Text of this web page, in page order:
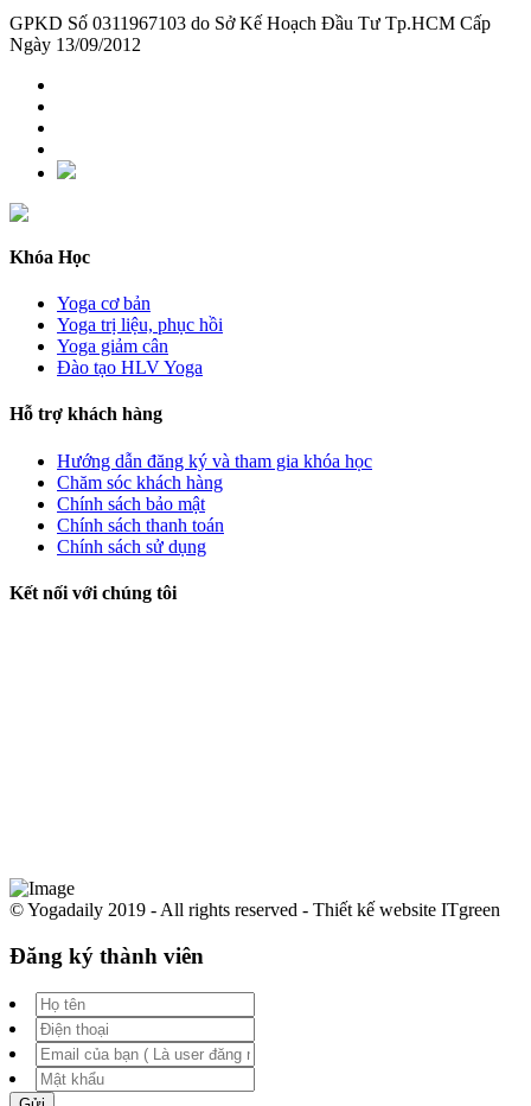
GPKD Số 0311967103 do Sở Kế Hoạch Đầu Tư Tp.HCM Cấp
Ngày 13/09/2012
Khóa Học
Yoga cơ bản
Yoga trị liệu, phục hồi
Yoga giảm cân
Đào tạo HLV Yoga
Hỗ trợ khách hàng
Hướng dẫn đăng ký và tham gia khóa học
Chăm sóc khách hàng
Chính sách bảo mật
Chính sách thanh toán
Chính sách sử dụng
Kết nối với chúng tôi
© Yogadaily 2019 - All rights reserved - Thiết kế website ITgreen
Đăng ký thành viên